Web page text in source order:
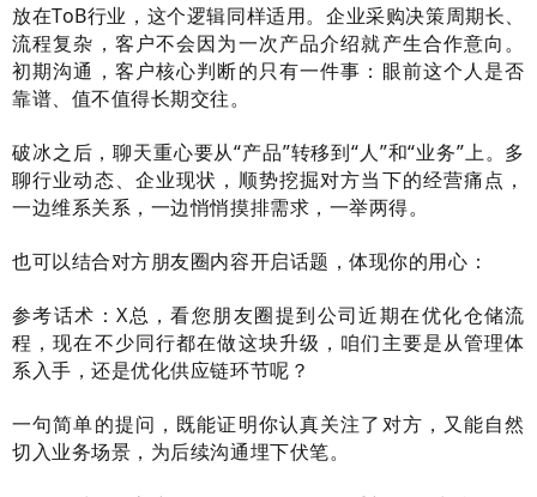
放在ToB行业，这个逻辑同样适用。企业采购决策周期长、
流程复杂，客户不会因为一次产品介绍就产生合作意向。
初期沟通，客户核心判断的只有一件事：眼前这个人是否
靠谱、值不值得长期交往。
破冰之后，聊天重心要从“产品”转移到“人”和“业务”上。多
聊行业动态、企业现状，顺势挖掘对方当下的经营痛点，
一边维系关系，一边悄悄摸排需求，一举两得。
也可以结合对方朋友圈内容开启话题，体现你的用心：
参考话术：X总，看您朋友圈提到公司近期在优化仓储流
程，现在不少同行都在做这块升级，咱们主要是从管理体
系入手，还是优化供应链环节呢？
一句简单的提问，既能证明你认真关注了对方，又能自然
切入业务场景，为后续沟通埋下伏笔。